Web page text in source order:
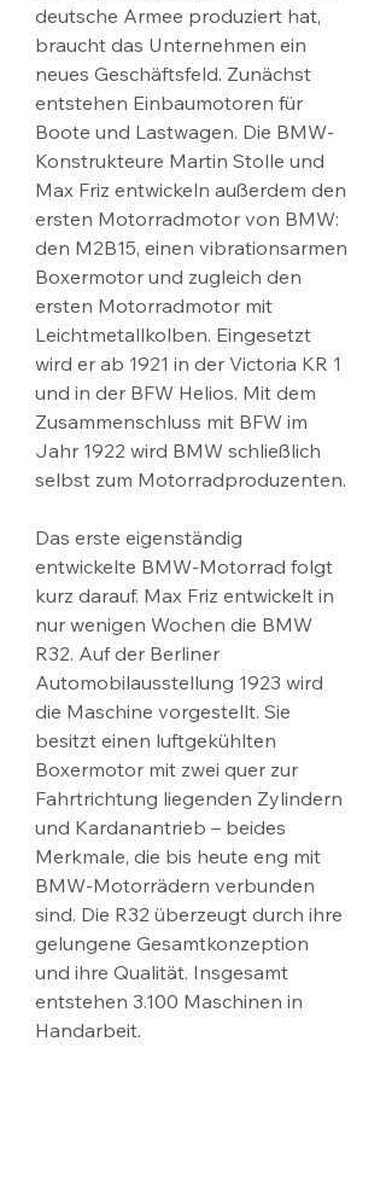
deutsche Armee produziert hat,
braucht das Unternehmen ein
neues Geschäftsfeld. Zunächst
entstehen Einbaumotoren für
Boote und Lastwagen. Die BMW-
Konstrukteure Martin Stolle und
Max Friz entwickeln außerdem den
ersten Motorradmotor von BMW:
den M2B15, einen vibrationsarmen
Boxermotor und zugleich den
ersten Motorradmotor mit
Leichtmetallkolben. Eingesetzt
wird er ab 1921 in der Victoria KR 1
und in der BFW Helios. Mit dem
Zusammenschluss mit BFW im
Jahr 1922 wird BMW schließlich
selbst zum Motorradproduzenten.
Das erste eigenständig
entwickelte BMW-Motorrad folgt
kurz darauf. Max Friz entwickelt in
nur wenigen Wochen die BMW
R32. Auf der Berliner
Automobilausstellung 1923 wird
die Maschine vorgestellt. Sie
besitzt einen luftgekühlten
Boxermotor mit zwei quer zur
Fahrtrichtung liegenden Zylindern
und Kardanantrieb – beides
Merkmale, die bis heute eng mit
BMW-Motorrädern verbunden
sind. Die R32 überzeugt durch ihre
gelungene Gesamtkonzeption
und ihre Qualität. Insgesamt
entstehen 3.100 Maschinen in
Handarbeit.